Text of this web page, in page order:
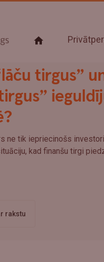
tirgus”
ne tik iepriecinošs
kad finanšu tirgi
rakstu